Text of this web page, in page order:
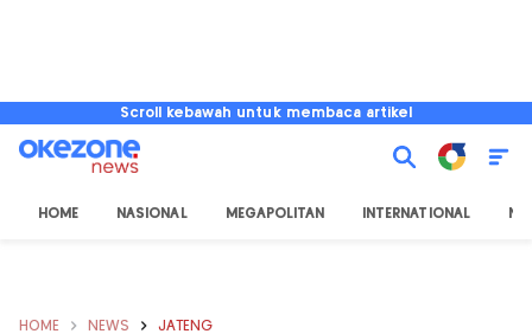
Scroll kebawah untuk membaca artikel
HOME NASIONAL MEGAPOLITAN INTERNATIONAL
HOME NEWS JATENG